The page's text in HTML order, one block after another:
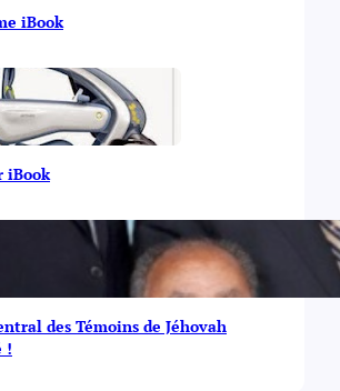
iBook
iBook
des Témoins de Jéhovah
!